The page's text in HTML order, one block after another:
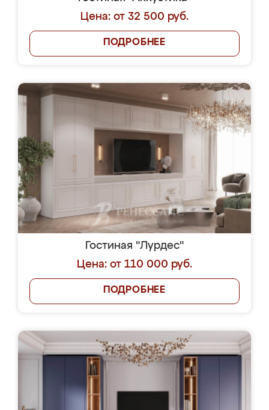
Цена: от 32 500 руб.
ПОДРОБНЕЕ
Гостиная "Лурдес"
Цена: от 110 000 руб.
ПОДРОБНЕЕ